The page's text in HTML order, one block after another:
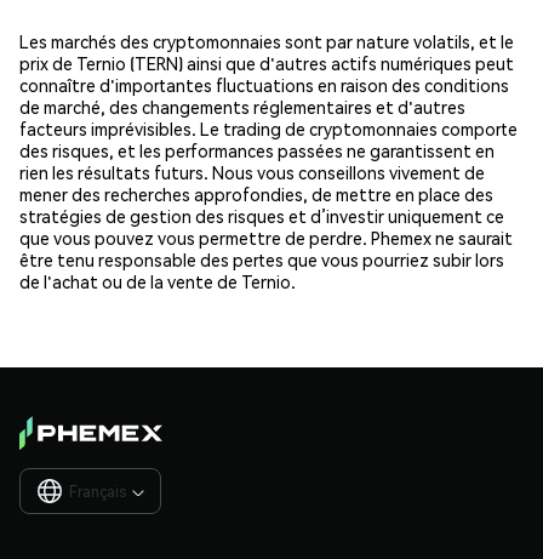
Les marchés des cryptomonnaies sont par nature volatils, et le
prix de Ternio (TERN) ainsi que d'autres actifs numériques peut
connaître d'importantes fluctuations en raison des conditions
de marché, des changements réglementaires et d'autres
facteurs imprévisibles. Le trading de cryptomonnaies comporte
des risques, et les performances passées ne garantissent en
rien les résultats futurs. Nous vous conseillons vivement de
mener des recherches approfondies, de mettre en place des
stratégies de gestion des risques et d’investir uniquement ce
que vous pouvez vous permettre de perdre. Phemex ne saurait
être tenu responsable des pertes que vous pourriez subir lors
de l'achat ou de la vente de Ternio.
Français 